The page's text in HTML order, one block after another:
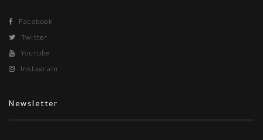
Facebook
Twitter
Youtube
Instagram
Newsletter